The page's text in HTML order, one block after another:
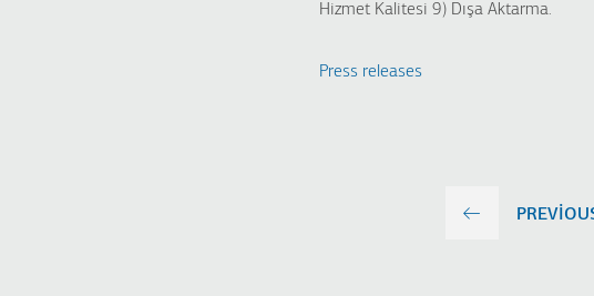
Hizmet Kalitesi 9) Dışa Aktarma.
Press releases